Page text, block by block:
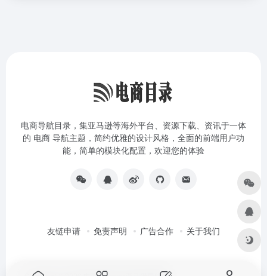
电商导航目录，集亚马逊等海外平台、资源下载、资讯于一体
的 电商 导航主题，简约优雅的设计风格，全面的前端用户功
能，简单的模块化配置，欢迎您的体验
友链申请 免责声明 广告合作 关于我们